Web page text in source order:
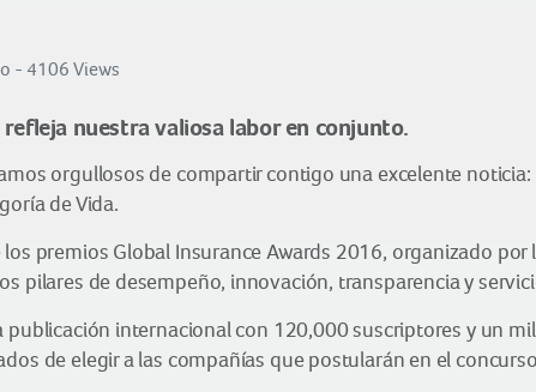
- 4106 Views
nuestra valiosa labor en conjunto.
orgullosos de compartir contigo una excelente
de Vida.
los premios Global Insurance Awards 2016, organizado
pilares de desempeño, innovación, transparencia y
publicación internacional con 120,000 suscriptores y un
de elegir a las compañías que postularán en el